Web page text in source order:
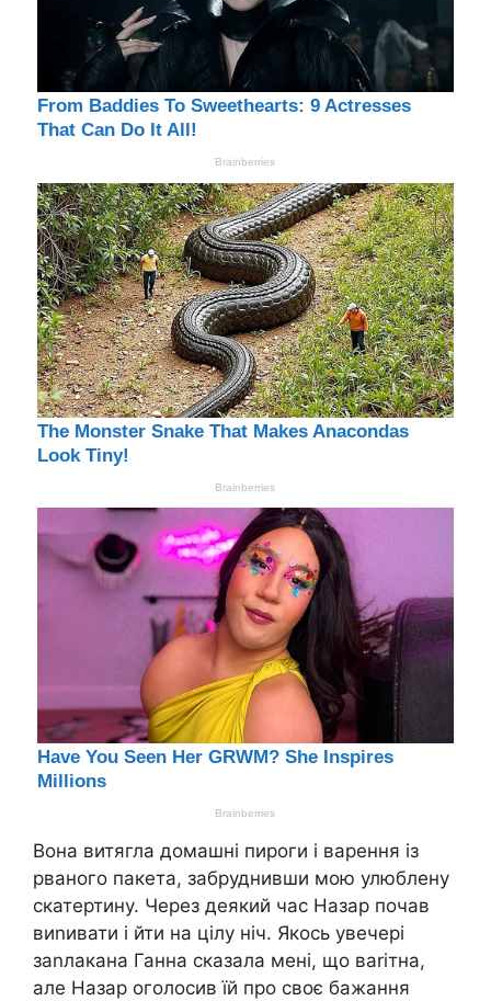
Вона витягла домашні пироги і варення із
рваного пакета, забруднивши мою улюблену
скатертину. Через деякий час Назар почав
виnивати і йти на цілу ніч. Якось увечері
заnлакана Ганна сказала мені, що ваrітна,
але Назар оголосив їй про своє бажання